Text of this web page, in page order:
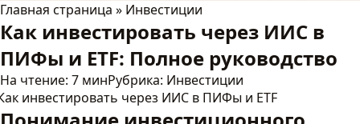
Главная страница » Инвестиции
Как инвестировать через ИИС в
ПИФы и ETF: Полное руководство
На чтение: 7 минРубрика: Инвестиции